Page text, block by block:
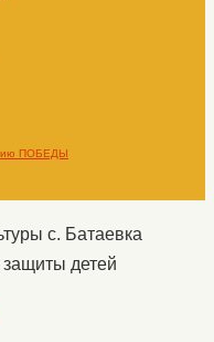
ПОБЕДЫ
с. Батаевка
детей